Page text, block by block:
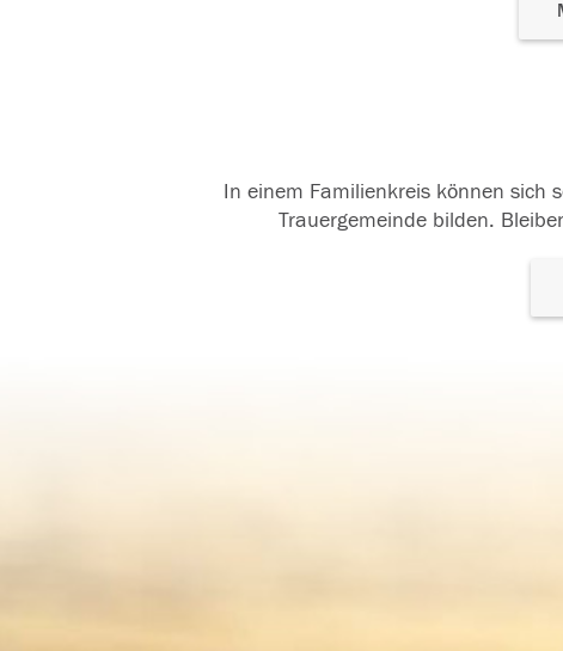
In einem Familienkreis können sich
Trauergemeinde bilden.